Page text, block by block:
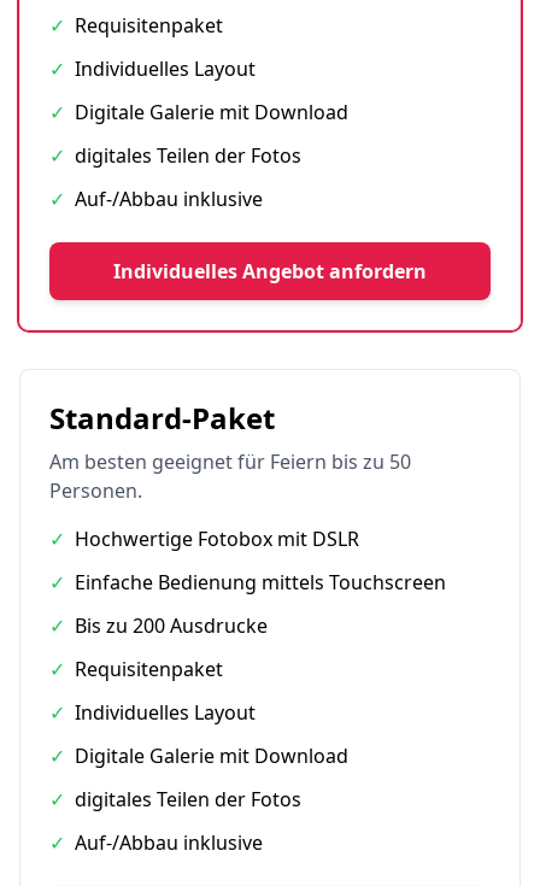
✓ Requisitenpaket
✓ Individuelles Layout
✓ Digitale Galerie mit Download
✓ digitales Teilen der Fotos
✓ Auf-/Abbau inklusive
Individuelles Angebot anfordern
Standard-Paket
Am besten geeignet für Feiern bis zu 50
Personen.
✓ Hochwertige Fotobox mit DSLR
✓ Einfache Bedienung mittels Touchscreen
✓ Bis zu 200 Ausdrucke
✓ Requisitenpaket
✓ Individuelles Layout
✓ Digitale Galerie mit Download
✓ digitales Teilen der Fotos
✓ Auf-/Abbau inklusive